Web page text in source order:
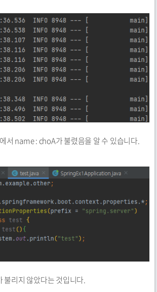
서 name : choA가 불렸음을 알 수 있습니다.
불리지 않았다는 것입니다.